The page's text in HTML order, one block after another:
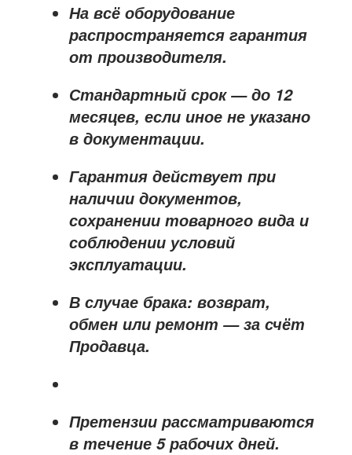
На всё оборудование
распространяется гарантия
от производителя.
Стандартный срок — до 12
месяцев, если иное не указано
в документации.
Гарантия действует при
наличии документов,
сохранении товарного вида и
соблюдении условий
эксплуатации.
В случае брака: возврат,
обмен или ремонт —за счёт
Продавца.
Претензии рассматриваются
в течение 5 рабочих дней.